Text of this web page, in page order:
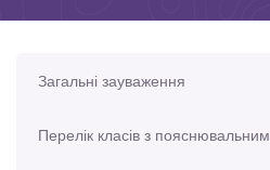
Загальні зауваження
Перелік класів з